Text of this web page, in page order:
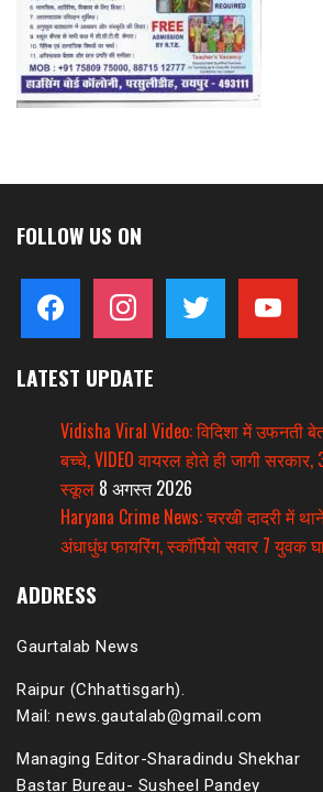
FOLLOW US ON
facebook instagram twitter
LATEST UPDATE
Vidisha Viral Video: विदिशा में उफनती
बच्चे, VIDEO वायरल होते ही जागी सरकार,
स्कूल 8 अगस्त 2026
Haryana Crime News: चरखी दादरी में
अंधाधुंध फायरिंग, स्कॉर्पियो सवार 7 युवक
ADDRESS
Gaurtalab News
Raipur (Chhattisgarh).
Mail: news.gautalab@gmail.com
Managing Editor-Sharadindu Shekhar
Bastar Bureau- Susheel Pandey